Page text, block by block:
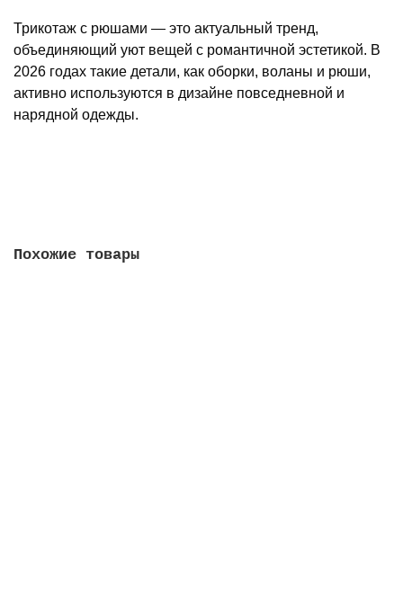
Трикотаж с рюшами — это актуальный тренд,
объединяющий уют вещей с романтичной эстетикой. В
2026 годах такие детали, как оборки, воланы и рюши,
активно используются в дизайне повседневной и
нарядной одежды.
Похожие товары